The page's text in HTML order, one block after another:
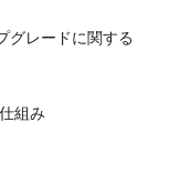
グレードに関する
組み